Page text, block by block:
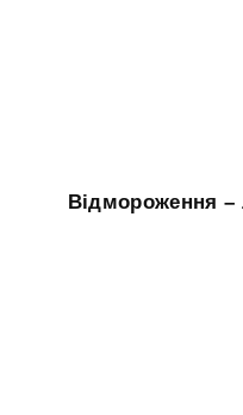
Відмороження –